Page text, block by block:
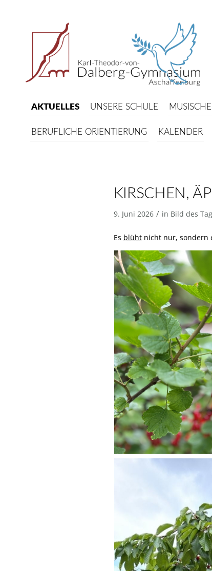
AKTUELLES UNSERE SCHULE
BERUFLICHE ORIENTIERUNG KALENDER
KIRSCHEN,
9. Juni 2026 / in Bild des
Es blühtnicht nur, sondern